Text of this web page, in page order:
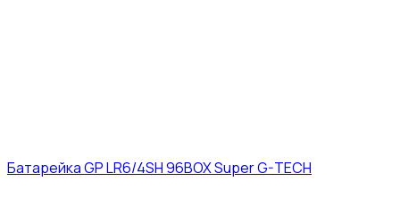
Батарейка GP LR6/4SH 96BOX Super G-TECH